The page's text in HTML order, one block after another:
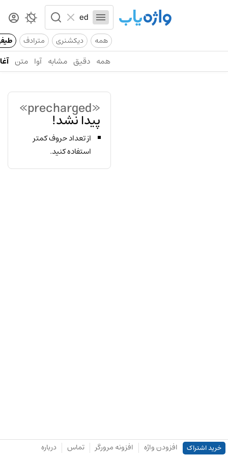
همه دیکشنری مترادف
همه دقیق مشابه آوا متن
«precharged»
پیدا نشد!
از تعداد حروف کمتر
استفاده کنید.
خرید اشتراک افزودن واژه افزونه مرورگر تماس درباره